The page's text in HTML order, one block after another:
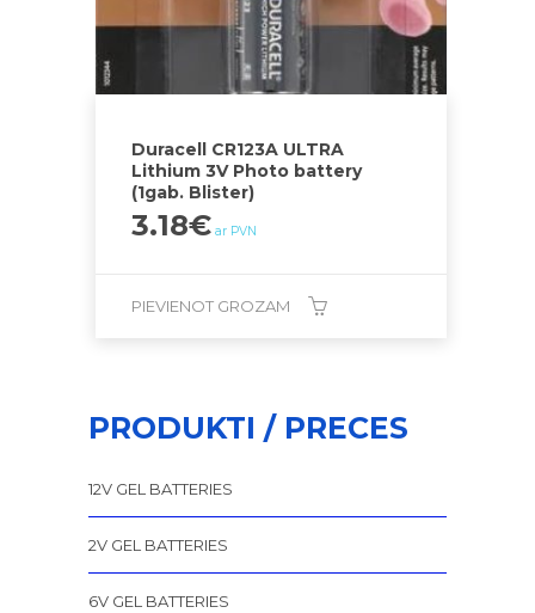
Duracell CR123A ULTRA
Lithium 3V Photo battery
(1gab. Blister)
3.18€ ar PVN
PIEVIENOT GROZAM
PRODUKTI / PRECES
12V GEL BATTERIES
2V GEL BATTERIES
6V GEL BATTERIES